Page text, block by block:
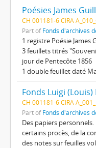
Poésies James
CH 001181-6 CIRA
Part ofFonds d'archives
1 registre Poésie James
3 feuillets titrés
jour de Pentecôte 1856
1 double feuillet daté
Fonds Luigi (Louis)
CH 001181-6 CIRA
Part ofFonds d'archives
Des papiers
certains procès, de la
des notes sur feuilles